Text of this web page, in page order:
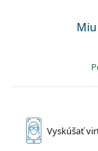
Miu
Vyskúšať